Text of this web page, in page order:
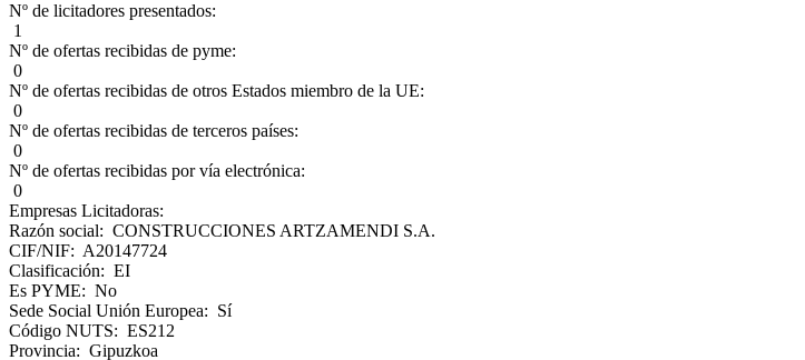
Nº de licitadores presentados:
1
Nº de ofertas recibidas de pyme:
0
Nº de ofertas recibidas de otros Estados miembro de la UE:
0
Nº de ofertas recibidas de terceros países:
0
Nº de ofertas recibidas por vía electrónica:
0
Empresas Licitadoras:
Razón social: CONSTRUCCIONES ARTZAMENDI S.A.
CIF/NIF: A20147724
Clasificación: EI
Es PYME: No
Sede Social Unión Europea: Sí
Código NUTS: ES212
Provincia: Gipuzkoa